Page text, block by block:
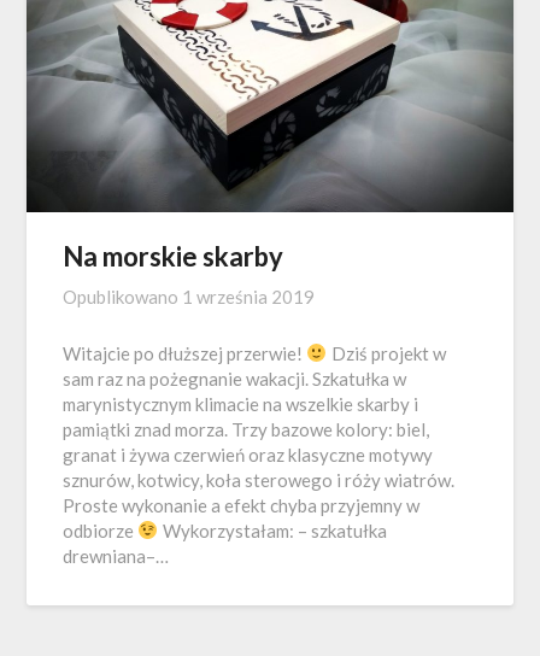
Na morskie skarby
Opublikowano 1 września 2019
Witajcie po dłuższej przerwie!
Dziś projekt w
sam raz na pożegnanie wakacji. Szkatułka w
marynistycznym klimacie na wszelkie skarby i
pamiątki znad morza. Trzy bazowe kolory: biel,
granat i żywa czerwień oraz klasyczne motywy
sznurów, kotwicy, koła sterowego i róży wiatrów.
Proste wykonanie a efekt chyba przyjemny w
odbiorze
Wykorzystałam: – szkatułka
drewniana–…